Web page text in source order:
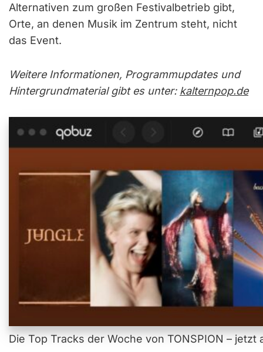
Alternativen zum großen Festivalbetrieb gibt,
Orte, an denen Musik im Zentrum steht, nicht
das Event.
Weitere Informationen, Programmupdates und
Hintergrundmaterial gibt es unter: kalternpop.de
Die Top Tracks der Woche von TONSPION –